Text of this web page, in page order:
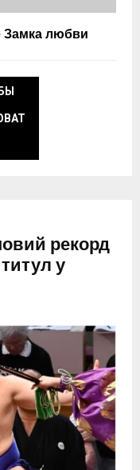
Замка любви
рекорд
у